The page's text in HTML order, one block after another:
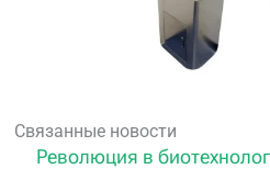
Связанные новости
Революция в